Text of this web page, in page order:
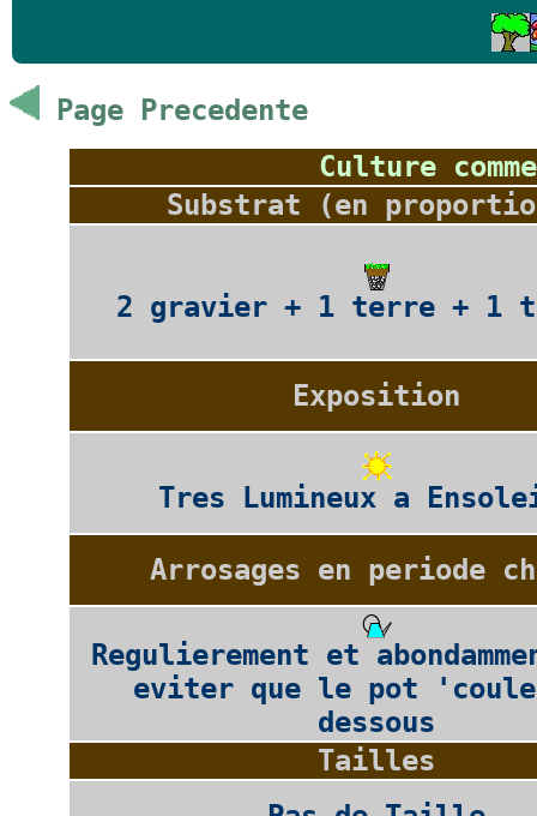
Page Precedente
Culture
Substrat (en
2 gravier + 1 terre + 1
Exposition
Tres Lumineux a
Arrosages en periode
Regulierement et
eviter que le pot
dessous
Tailles